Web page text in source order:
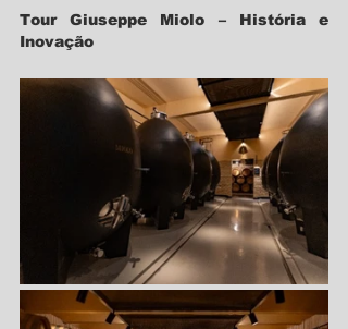
Tour Giuseppe Miolo – História e
Inovação